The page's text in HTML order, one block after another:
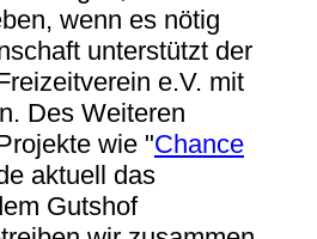
wenn es nötig
unterstützt der
e.V. mit
Des Weiteren
wie "Chance
aktuell das
Gutshof